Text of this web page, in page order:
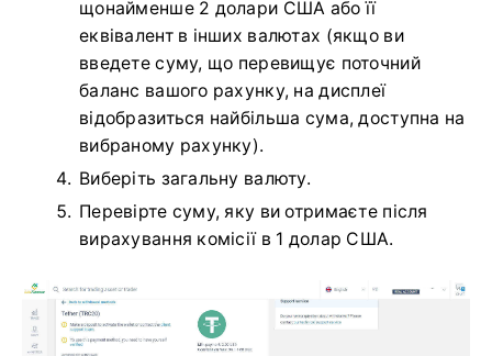
щонайменше 2 долари США або її
еквівалент в інших валютах (якщо ви
введете суму, що перевищує поточний
баланс вашого рахунку, на дисплеї
відобразиться найбільша сума, доступна на
вибраному рахунку).
Виберіть загальну валюту.
Перевірте суму, яку ви отримаєте після
вирахування комісії в 1 долар США.